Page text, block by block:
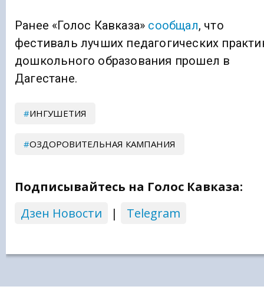
Ранее «Голос Кавказа» сообщал, что
фестиваль лучших педагогических
дошкольного образования прошел в
Дагестане.
ИНГУШЕТИЯ
ОЗДОРОВИТЕЛЬНАЯ КАМПАНИЯ
Подписывайтесь на Голос Кавказа:
Дзен Новости
| Telegram